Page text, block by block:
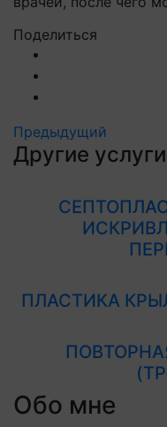
Поделиться
Предыдущий
Другие услуги
ПЛАСТИКА
Обо мне